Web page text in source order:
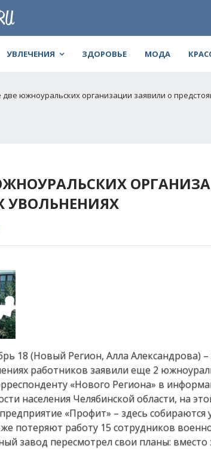
УВЛЕЧЕНИЯ ЗДОРОВЬЕ МОДА
две южноуральских организации заявили о
УВОЛЬНЕНИЯХ
18 (Новый Регион, Алла Александрова)
работников заявили еще 2
«Нового Региона» в
населения Челябинской области, на
«Профит» – здесь
потеряют работу 15 сотрудников
завод пересмотрел свои планы: